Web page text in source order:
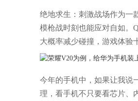
绝地求生：刺激战场作为一
模枪战时刻也能应对自如。
大概率减少碰撞，游戏体验
今年的手机中，如果让我说
理，看手机不只要看芯片、